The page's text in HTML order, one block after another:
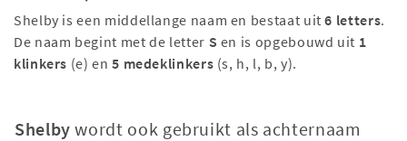
Shelby is een middellange naam en bestaat uit6 letters.
De naam begint met de letter S en is opgebouwd uit 1
klinkers (e) en5 medeklinkers (s, h, l, b, y).
Shelby wordt ook gebruikt als achternaam